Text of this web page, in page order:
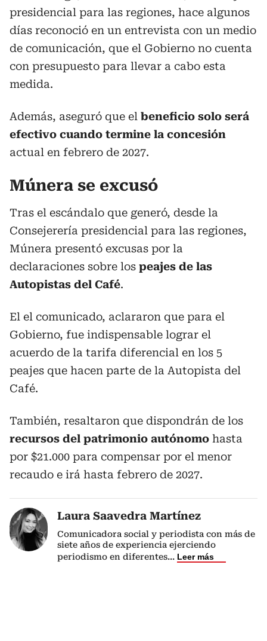
presidencial para las regiones, hace algunos
días reconoció en un entrevista con un medio
de comunicación, que el Gobierno no cuenta
con presupuesto para llevar a cabo esta
medida.
Además, aseguró que el beneficio solo será
efectivo cuando termine la concesión
actual en febrero de 2027.
Múnera se excusó
Tras el escándalo que generó, desde la
Consejerería presidencial para las regiones,
Múnera presentó excusas por la
declaraciones sobre los peajes de las
Autopistas del Café.
El el comunicado, aclararon que para el
Gobierno, fue indispensable lograr el
acuerdo de la tarifa diferencial en los 5
peajes que hacen parte de la Autopista del
Café.
También, resaltaron que dispondrán de los
recursos del patrimonio autónomo hasta
por $21.000 para compensar por el menor
recaudo e irá hasta febrero de 2027.
Laura Saavedra Martínez
Comunicadora social y periodista con más de
siete años de experiencia ejerciendo
periodismo en diferentes... Leer más